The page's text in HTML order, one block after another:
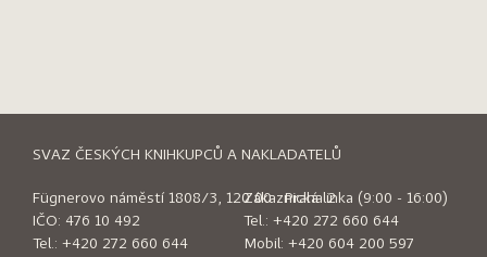
SVAZ ČESKÝCH KNIHKUPCŮ A NAKLADATELŮ
Fügnerovo náměstí 1808/3, 120 00 Praha 2
IČO: 476 10 492
Tel.: +420 272 660 644
Zákaznická linka (9:00 - 16:00)
Tel.: +420 272 660 644
Mobil: +420 604 200 597